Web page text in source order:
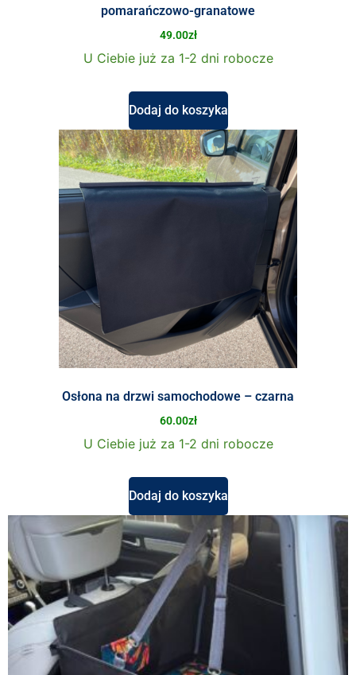
pomarańczowo-granatowe
49.00zł
U Ciebie już za 1-2 dni robocze
Dodaj do koszyka
Osłona na drzwi samochodowe – czarna
60.00zł
U Ciebie już za 1-2 dni robocze
Dodaj do koszyka